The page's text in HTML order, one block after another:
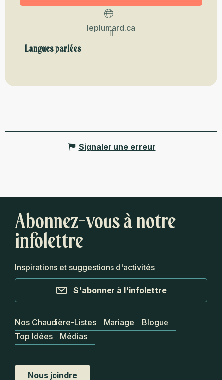
leplumard.ca
Langues parlées
Langues parlées
Signaler une erreur
Abonnez-vous à notre
infolettre
Inspirations et suggestions d'activités
S'abonner à l'infolettre
Nous joindre
Nos Chaudière-Listes Mariage
Blogue
Top Idées
Médias